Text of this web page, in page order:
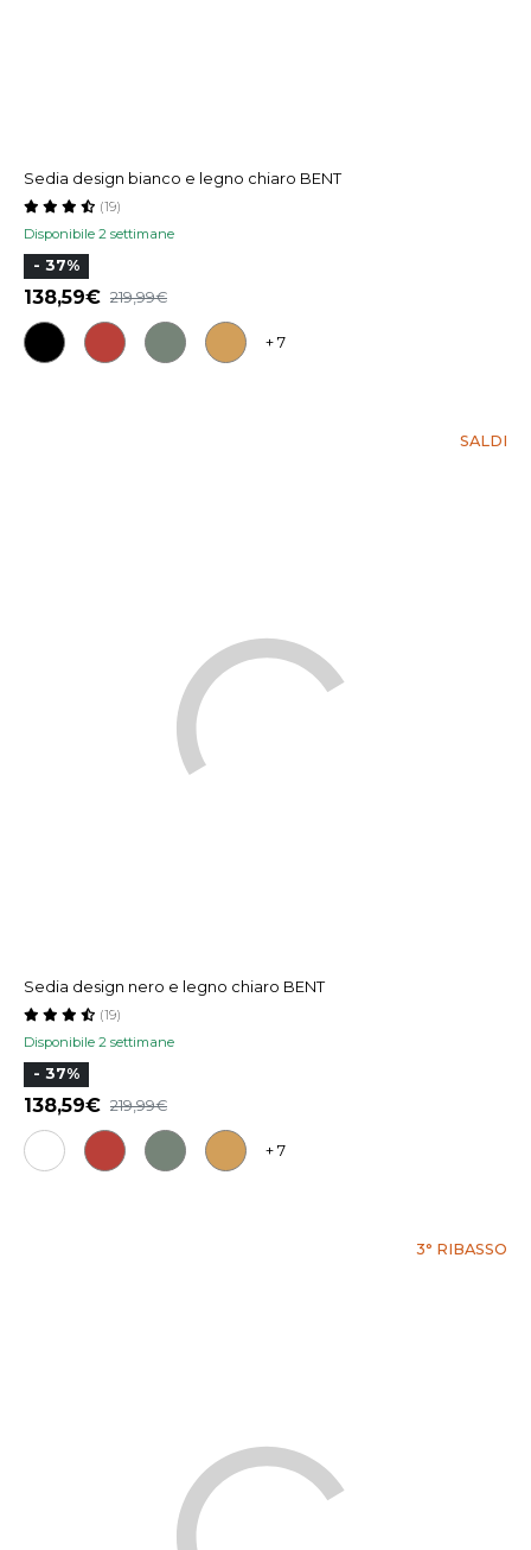
Sedia design bianco e legno chiaro BENT
Disponibile 2 settimane
(19)
- 37%
138,59 219,99
+ 7
SALDI
Sedia design nero e legno chiaro BENT
Disponibile 2 settimane
(19)
- 37%
138,59 219,99
+ 7
3° RIBASSO